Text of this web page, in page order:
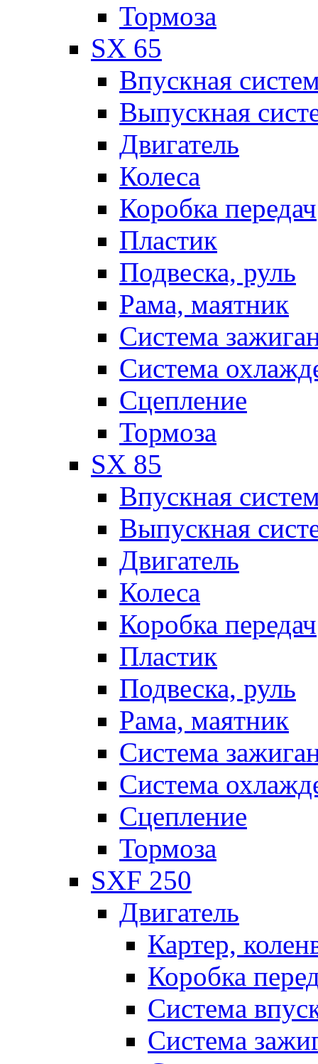
Тормоза
SX 65
Впускная
Выпускная
Двигатель
Колеса
Коробка передач
Пластик
Подвеска, руль
Рама, маятник
Система
Система
Сцепление
Тормоза
SX 85
Впускная
Выпускная
Двигатель
Колеса
Коробка передач
Пластик
Подвеска, руль
Рама, маятник
Система
Система
Сцепление
Тормоза
SXF 250
Двигатель
Картер,
Коробка
Система
Система